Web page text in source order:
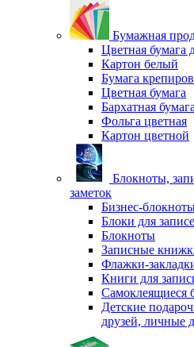
Бумажная
Цветная бумага
Картон белый
Бумага
Цветная бумага
Бархатная бумага
Фольга цветная
Картон цветной
Блокноты,
заметок
Бизнес-
Блоки для
Блокноты
Записные
Флажки-
Книги для
Самоклеящиеся
Детские
друзей, личные